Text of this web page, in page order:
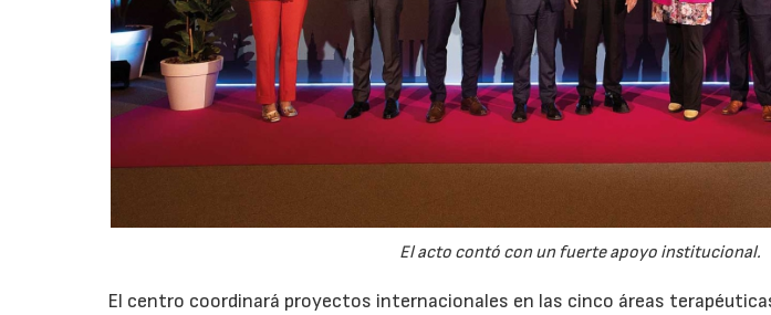
El acto contó con un fuerte apoyo institucional.
El centro coordinará proyectos internacionales en las cinco áreas